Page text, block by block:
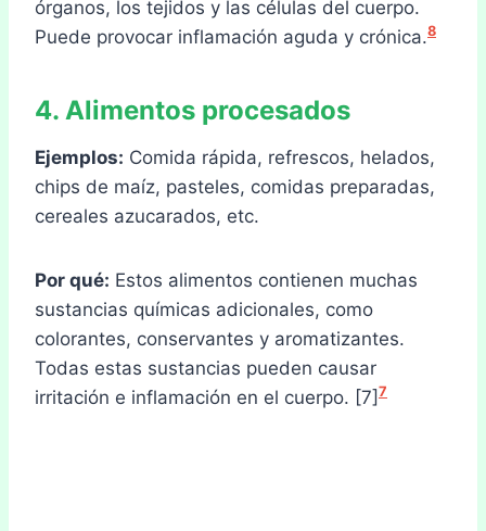
órganos, los tejidos y las células del cuerpo.
Puede provocar inflamación aguda y crónica.8
4. Alimentos procesados
Ejemplos: Comida rápida, refrescos, helados,
chips de maíz, pasteles, comidas preparadas,
cereales azucarados, etc.
Por qué: Estos alimentos contienen muchas
sustancias químicas adicionales, como
colorantes, conservantes y aromatizantes.
Todas estas sustancias pueden causar
irritación e inflamación en el cuerpo. [7] 7